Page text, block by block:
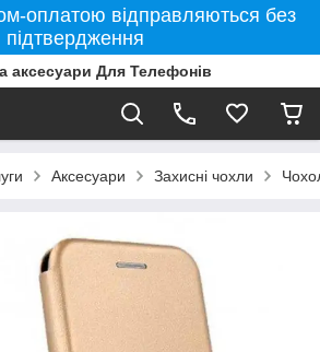
оплатою відправляються без
підтвердження
аксесуари Для Телефонів
Аксесуари Захисні чохли